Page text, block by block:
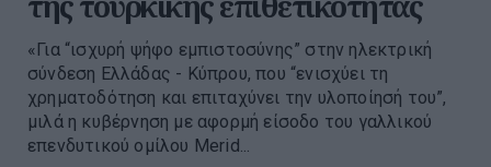
«Για “ισχυρή ψήφο εμπιστοσύνης” στην ηλεκτρική
σύνδεση Ελλάδας - Κύπρου, που “ενισχύει τη
χρηματοδότηση και επιταχύνει την υλοποίησή του”,
μιλά η κυβέρνηση με αφορμή είσοδο του γαλλικού
επενδυτικού ομίλου Merid...